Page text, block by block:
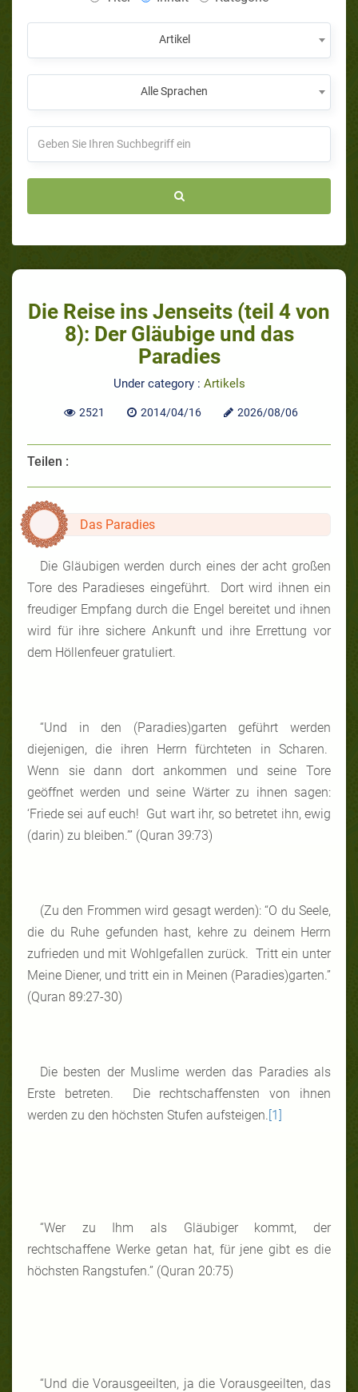
Artikel
Alle Sprachen
Die Reise ins Jenseits (teil 4 von
8): Der Gläubige und das
Paradies
Under category : Artikels
2521 2014/04/16 2026/08/06
Teilen :
Das Paradies
Die Gläubigen werden durch eines der acht großen
Tore des Paradieses eingeführt. Dort wird ihnen ein
freudiger Empfang durch die Engel bereitet und ihnen
wird für ihre sichere Ankunft und ihre Errettung vor
dem Höllenfeuer gratuliert.
“Und in den (Paradies)garten geführt werden
diejenigen, die ihren Herrn fürchteten in Scharen.
Wenn sie dann dort ankommen und seine Tore
geöffnet werden und seine Wärter zu ihnen sagen:
‘Friede sei auf euch! Gut wart ihr, so betretet ihn, ewig
(darin) zu bleiben.’” (Quran 39:73)
(Zu den Frommen wird gesagt werden): “O du Seele,
die du Ruhe gefunden hast, kehre zu deinem Herrn
zufrieden und mit Wohlgefallen zurück. Tritt ein unter
Meine Diener, und tritt ein in Meinen (Paradies)garten.”
(Quran 89:27-30)
Die besten der Muslime werden das Paradies als
Erste betreten. Die rechtschaffensten von ihnen
werden zu den höchsten Stufen aufsteigen. [1]
“Wer zu Ihm als Gläubiger kommt, der
rechtschaffene Werke getan hat, für jene gibt es die
höchsten Rangstufen.” (Quran 20:75)
“Und die Vorausgeeilten, ja die Vorausgeeilten, das